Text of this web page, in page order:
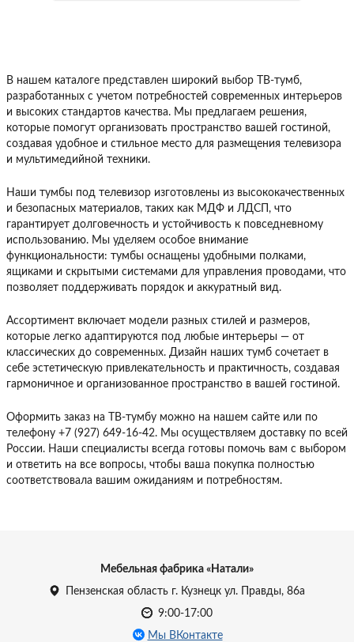
В нашем каталоге представлен широкий выбор ТВ-тумб,
разработанных с учетом потребностей современных интерьеров
и высоких стандартов качества. Мы предлагаем решения,
которые помогут организовать пространство вашей гостиной,
создавая удобное и стильное место для размещения телевизора
и мультимедийной техники.
Наши тумбы под телевизор изготовлены из высококачественных
и безопасных материалов, таких как МДФ и ЛДСП, что
гарантирует долговечность и устойчивость к повседневному
использованию. Мы уделяем особое внимание
функциональности: тумбы оснащены удобными полками,
ящиками и скрытыми системами для управления проводами, что
позволяет поддерживать порядок и аккуратный вид.
Ассортимент включает модели разных стилей и размеров,
которые легко адаптируются под любые интерьеры — от
классических до современных. Дизайн наших тумб сочетает в
себе эстетическую привлекательность и практичность, создавая
гармоничное и организованное пространство в вашей гостиной.
Оформить заказ на ТВ-тумбу можно на нашем сайте или по
телефону +7 (927) 649-16-42. Мы осуществляем доставку по всей
России. Наши специалисты всегда готовы помочь вам с выбором
и ответить на все вопросы, чтобы ваша покупка полностью
соответствовала вашим ожиданиям и потребностям.
Мебельная фабрика «Натали»
Пензенская область г. Кузнецк ул. Правды, 86а
9:00-17:00
Мы ВКонтакте